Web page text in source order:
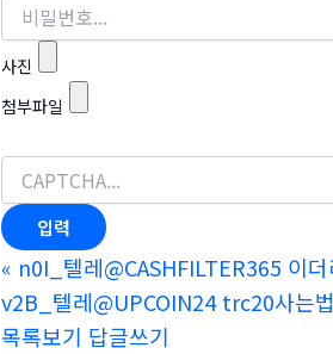
사진
첨부파일
« n0I_텔레@CASHFILTER365 이
v2B_텔레@UPCOIN24 trc20사는
목록보기 답글쓰기